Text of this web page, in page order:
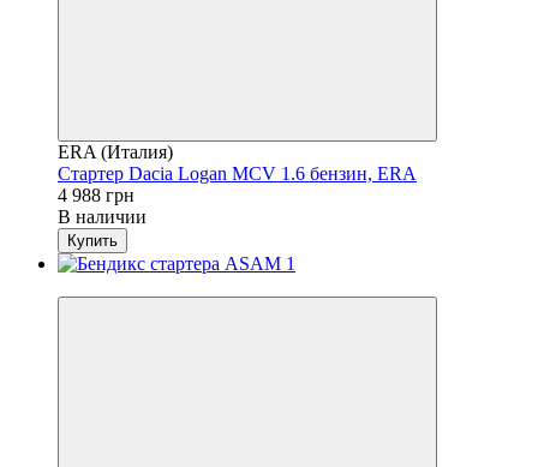
ERA (Италия)
Стартер Dacia Logan MCV 1.6 бензин, ERA
4 988 грн
В наличии
Купить